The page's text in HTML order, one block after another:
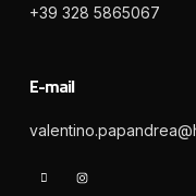
+39 328 5865067
E-mail